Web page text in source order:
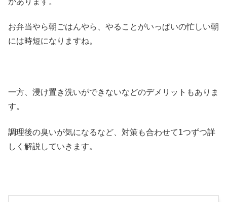
お弁当やら朝ごはんやら、やることがいっぱいの忙しい朝
には時短になりますね。
一方、浸け置き洗いができないなどのデメリットもありま
す。
調理後の臭いが気になるなど、対策も合わせて1つずつ詳
しく解説していきます。